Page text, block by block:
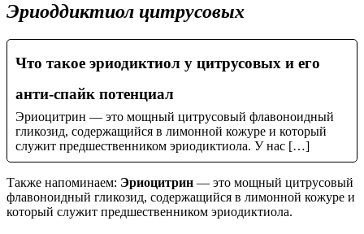
Эриоддиктиол цитрусовых
Что такое эриодиктиол у цитрусовых и его
анти-спайк потенциал
Эриоцитрин — это мощный цитрусовый флавоноидный
гликозид, содержащийся в лимонной кожуре и который
служит предшественником эриодиктиола. У нас […]
Также напоминаем: Эриоцитрин — это мощный цитрусовый
флавоноидный гликозид, содержащийся в лимонной кожуре и
который служит предшественником эриодиктиола.